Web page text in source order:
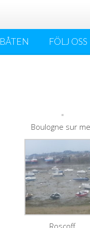
BÅTEN FÖLJ OSS
Boulogne sur
Roscoff